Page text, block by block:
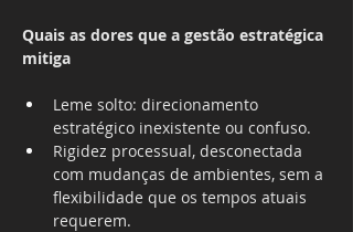
Quais as dores que a gestão estratégica
mitiga
Leme solto: direcionamento
estratégico inexistente ou confuso.
Rigidez processual, desconectada
com mudanças de ambientes, sem a
flexibilidade que os tempos atuais
requerem.